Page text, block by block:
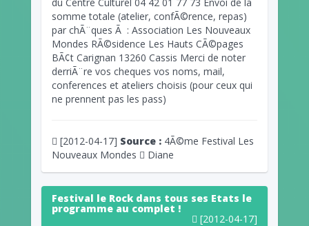
somme totale (atelier, confÃ©rence, repas)
par chÃ¨ques Ã : Association Les Nouveaux
Mondes RÃ©sidence Les Hauts CÃ©pages
BÃ¢t Carignan 13260 Cassis Merci de noter
derriÃ¨re vos cheques vos noms, mail,
conferences et ateliers choisis (pour ceux qui
ne prennent pas les pass)
[2012-04-17] Source : 4Ã©me Festival Les
Nouveaux Mondes
Diane
Festival le Rock dans tous ses Etats le
programme au complet !
[2012-04-17]